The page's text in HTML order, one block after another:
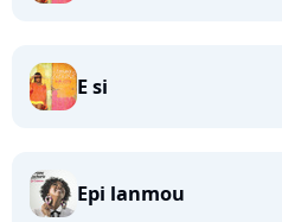
E si
Epi lanmou